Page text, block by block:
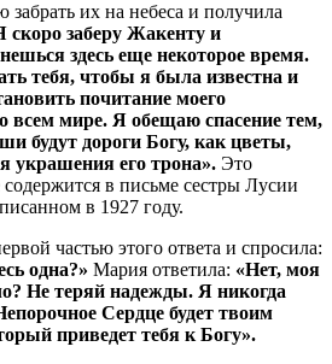
их на небеса и получила
скоро заберу Жакенту и
здесь еще некоторое время.
тебя, чтобы я была известна и
почитание моего
всем мире. Я обещаю спасение тем,
будут дороги Богу, как цветы,
украшения его трона». Это
в письме сестры Лусии
в 1927 году.
частью этого ответа и спросила:
одна?» Мария ответила: «Нет, моя
Не теряй надежды. Я никогда
Сердце будет твоим
приведет тебя к Богу».